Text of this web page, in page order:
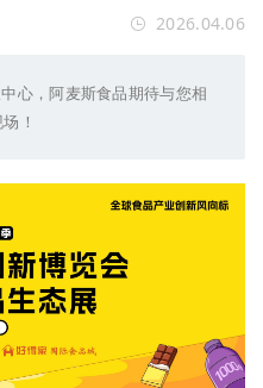
2026.04.06
心，阿麦斯食品期待与您相
！